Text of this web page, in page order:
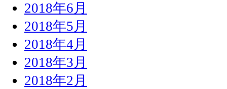
2018年6月
2018年5月
2018年4月
2018年3月
2018年2月